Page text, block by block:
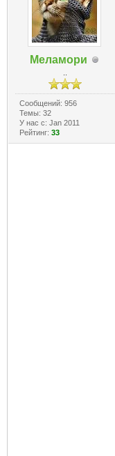
Меламори
Сообщений: 956
Темы: 32
У нас с: Jan 2011
Рейтинг: 33